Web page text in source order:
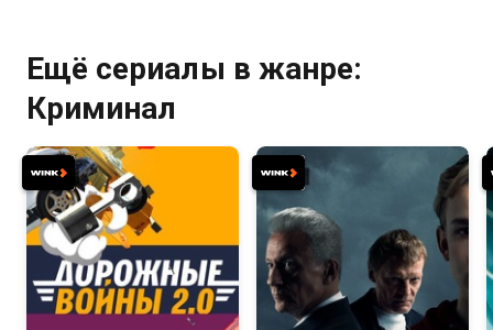
Ещё сериалы в жанре:
Криминал